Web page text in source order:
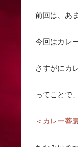
前回は、あ
今回はカレ
さすがにカ
ってことで
＜カレー蕎